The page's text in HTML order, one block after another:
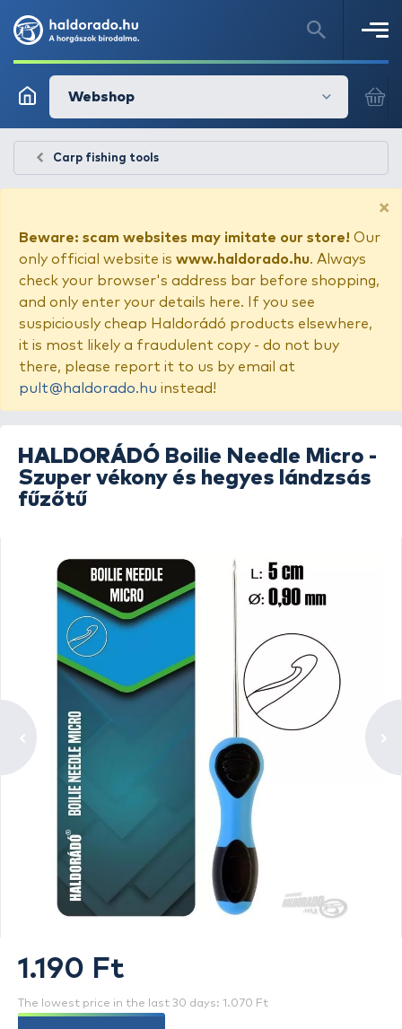
Webshop
Carp fishing tools
×
Beware: scam websites may imitate our store! Our
only official website is www.haldorado.hu. Always
check your browser's address bar before shopping,
and only enter your details here. If you see
suspiciously cheap Haldorádó products elsewhere,
it is most likely a fraudulent copy - do not buy
there, please report it to us by email at
pult@haldorado.hu instead!
HALDORÁDÓ Boilie Needle Micro -
Szuper vékony és hegyes lándzsás
fűzőtű
1.190 Ft
The lowest price in the last 30 days: 1.070 Ft